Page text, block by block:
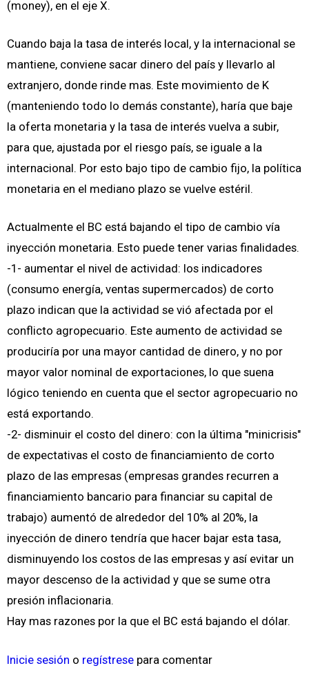
(money), en el eje X.
Cuando baja la tasa de interés local, y la internacional se
mantiene, conviene sacar dinero del país y llevarlo al
extranjero, donde rinde mas. Este movimiento de K
(manteniendo todo lo demás constante), haría que baje
la oferta monetaria y la tasa de interés vuelva a subir,
para que, ajustada por el riesgo país, se iguale a la
internacional. Por esto bajo tipo de cambio fijo, la política
monetaria en el mediano plazo se vuelve estéril.
Actualmente el BC está bajando el tipo de cambio vía
inyección monetaria. Esto puede tener varias finalidades.
-1- aumentar el nivel de actividad: los indicadores
(consumo energía, ventas supermercados) de corto
plazo indican que la actividad se vió afectada por el
conflicto agropecuario. Este aumento de actividad se
produciría por una mayor cantidad de dinero, y no por
mayor valor nominal de exportaciones, lo que suena
lógico teniendo en cuenta que el sector agropecuario no
está exportando.
-2- disminuir el costo del dinero: con la última "minicrisis"
de expectativas el costo de financiamiento de corto
plazo de las empresas (empresas grandes recurren a
financiamiento bancario para financiar su capital de
trabajo) aumentó de alrededor del 10% al 20%, la
inyección de dinero tendría que hacer bajar esta tasa,
disminuyendo los costos de las empresas y así evitar un
mayor descenso de la actividad y que se sume otra
presión inflacionaria.
Hay mas razones por la que el BC está bajando el dólar.
Inicie sesión o regístrese para comentar